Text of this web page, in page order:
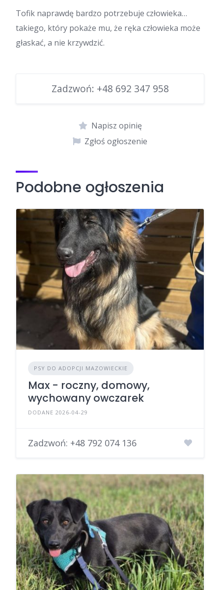
Tofik naprawdę bardzo potrzebuje człowieka…
takiego, który pokaże mu, że ręka człowieka może
głaskać, a nie krzywdzić.
Zadzwoń: +48 692 347 958
Napisz opinię
Zgłoś ogłoszenie
Podobne ogłoszenia
PSY DO ADOPCJI MAZOWIECKIE
Max - roczny, domowy,
wychowany owczarek
DODANE 2026-04-29
Zadzwoń: +48 792 074 136